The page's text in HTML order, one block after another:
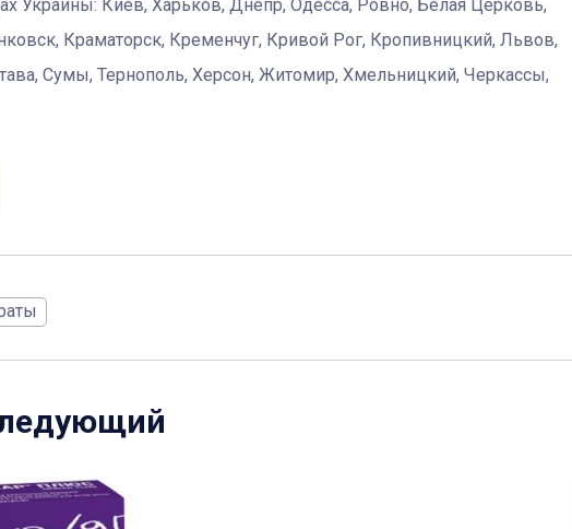
Украины: Киев, Харьков, Днепр, Одесса, Ровно, Белая Церковь,
Краматорск, Кременчуг, Кривой Рог, Кропивницкий, Львов,
Сумы, Тернополь, Херсон, Житомир, Хмельницкий, Черкассы,